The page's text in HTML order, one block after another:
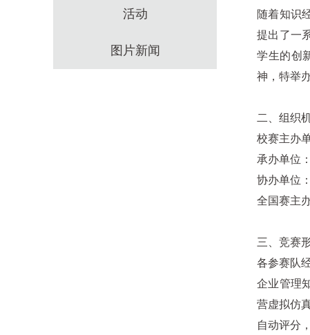
活动
图片新闻
随着知识
提出了一
学生的创
神，特举
二、组织
校赛主办
承办单位
协办单位：
全国赛主
三、竞赛
各参赛队
企业管理
营虚拟仿
自动评分